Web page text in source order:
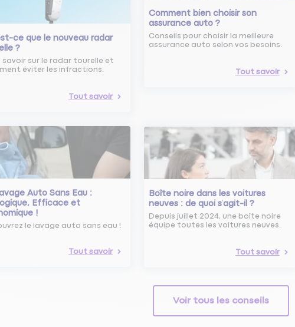
ce que le nouveau radar
?
savoir sur le radar tourelle et
éviter les infractions.
Tout savoir
Comment bien choisir son
assurance auto ?
Conseils pour choisir la meilleure
assurance auto selon vos besoins.
Tout savoir
Auto Sans Eau :
Efficace et
!
le lavage auto sans eau !
Tout savoir
Boîte noire dans les voitures
neuves : de quoi s’agit-il ?
Depuis juillet 2024, une boîte noire
équipe toutes les voitures neuves.
Tout savoir
Voir tous les conseils